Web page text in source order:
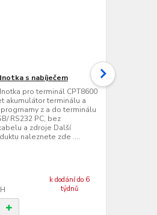
s nabíječem
pro terminál CPT8600
akumulátor terminálu a
z a do terminálu
RS232 PC, bez
a zdroje Další
naleznete zde ....
k dodání do 6
týdnů
Dvojitá